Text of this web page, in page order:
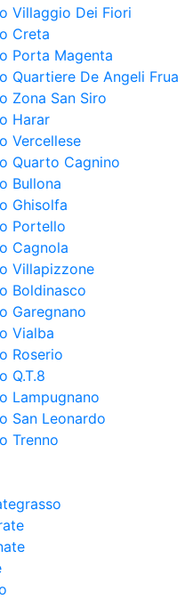
Villaggio Dei Fiori
Creta
Porta Magenta
Quartiere De Angeli Frua
Zona San Siro
Harar
Vercellese
Quarto Cagnino
Bullona
Ghisolfa
Portello
Cagnola
Villapizzone
Boldinasco
Garegnano
Vialba
Roserio
Q.T.8
Lampugnano
San Leonardo
Trenno